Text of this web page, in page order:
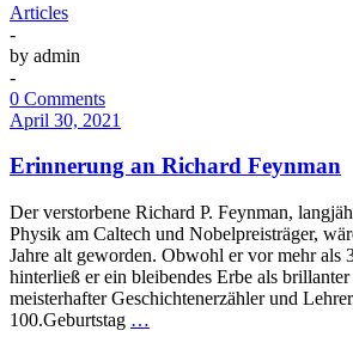
Articles
-
by admin
-
0 Comments
April 30, 2021
Erinnerung an Richard Feynman
Der verstorbene Richard P. Feynman,
Physik am Caltech und Nobelpreisträger,
Jahre alt geworden. Obwohl er vor mehr als
hinterließ er ein bleibendes Erbe als
meisterhafter Geschichtenerzähler und
100.Geburtstag …